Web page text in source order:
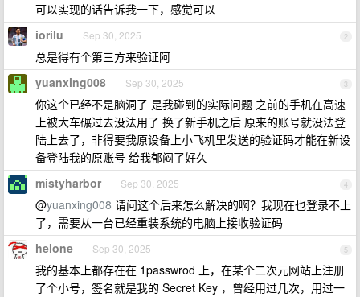
可以实现的话告诉我一下，感觉可以
2
iorilu Sep 30, 2025
总是得有个第三方来验证阿
3
yuanxing008 Sep 30, 2025
你这个已经不是脑洞了 是我碰到的实际问题 之前的手机在高速
上被大车碾过去没法用了 换了新手机之后 原来的账号就没法登
陆上去了，非得要我原设备上小飞机里发送的验证码才能在新设
备登陆我的原账号 给我郁闷了好久
4
mistyharbor Sep 30, 2025
@yuanxing008 请问这个后来怎么解决的啊？我现在也登录不上
了，需要从一台已经重装系统的电脑上接收验证码
5
helone Sep 30, 2025
我的基本上都存在在 1passwrod 上，在某个二次元网站上注册
了个小号，签名就是我的 Secret Key ，曾经用过几次，用过一